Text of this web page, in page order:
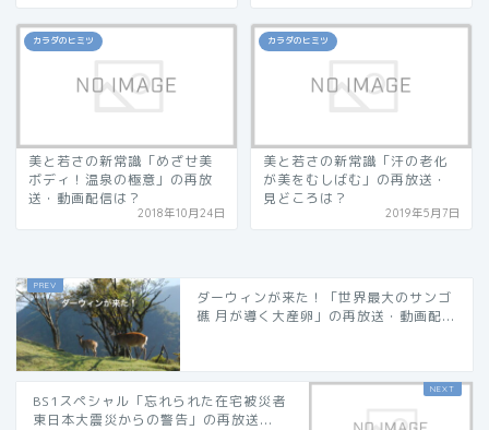
カラダのヒミツ
美と若さの新常識「めざせ美
ボディ！温泉の極意」の再放
送・動画配信は？
2018年10月24日
カラダのヒミツ
美と若さの新常識「汗の老化
が美をむしばむ」の再放送・
見どころは？
2019年5月7日
ダーウィンが来た！「世界最大のサンゴ
礁 月が導く大産卵」の再放送・動画配...
BS1スペシャル「忘れられた在宅被災者
東日本大震災からの警告」の再放送...